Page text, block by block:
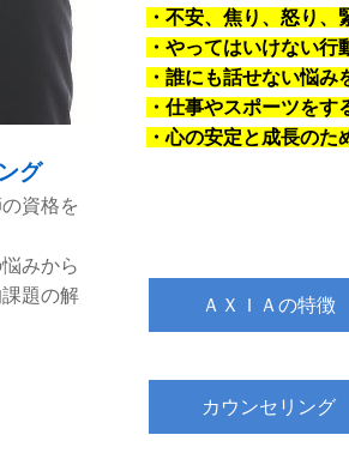
グ
資格を
みから
題の解
・不安、焦り、怒り
・やってはいけない
・誰にも話せない悩み
・仕事やスポーツを
・心の安定と成長の
ＡＸＩＡの特徴
カウンセリング